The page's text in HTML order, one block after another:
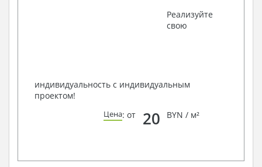
Получить профессиональную консультацию у
наших специалистов, Вы можете любым
Реализуйте
свою
индивидуальность с индивидуальным
проектом!
Цена: от 20 BYN / м²